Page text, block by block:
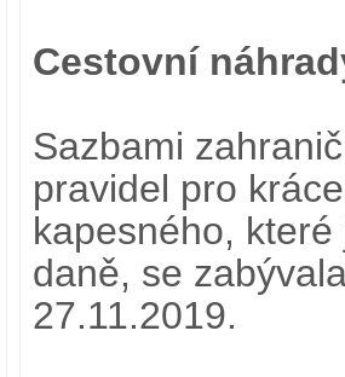
Cestovní
Sazbami
pravidel pro
kapesného,
daně, se
27.11.2019.